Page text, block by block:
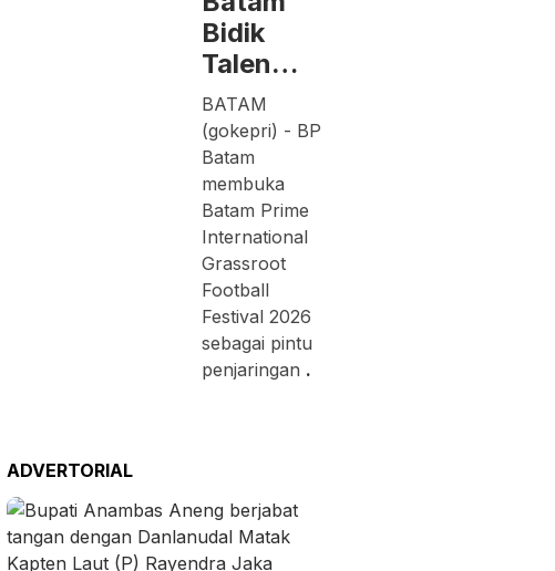
Bidik
Talen…
BATAM
(gokepri) - BP
Batam
membuka
Batam Prime
International
Grassroot
Football
Festival 2026
sebagai pintu
penjaringan .
ADVERTORIAL